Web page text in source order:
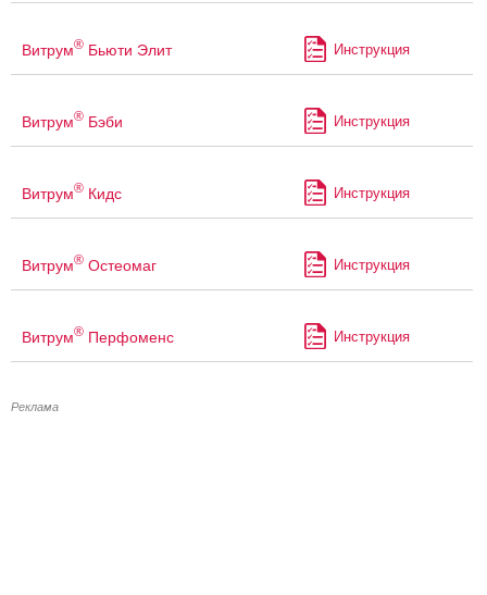
Витрум® Бьюти Элит Инструкция
Витрум® Бэби Инструкция
Витрум® Кидс Инструкция
Витрум® Остеомаг Инструкция
Витрум® Перфоменс Инструкция
Реклама